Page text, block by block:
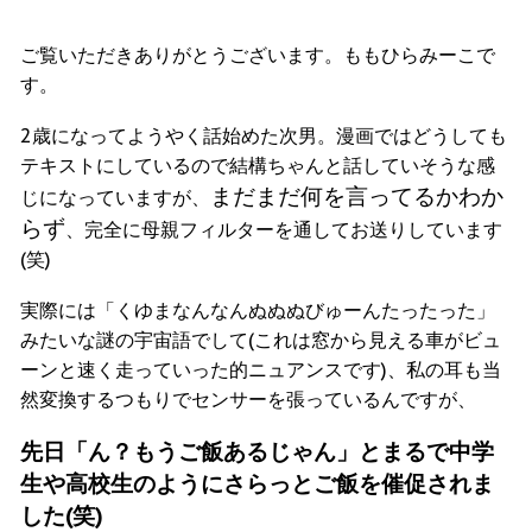
ご覧いただきありがとうございます。ももひらみーこで
す。
2歳になってようやく話始めた次男。漫画ではどうしても
テキストにしているので結構ちゃんと話していそうな感
じになっていますが、
まだまだ何を言ってるかわか
らず、完全に母親フィルターを通してお送りしています
(笑)
実際には「くゆまなんなんぬぬぬびゅーんたったった」
みたいな謎の宇宙語でして(これは窓から見える車がビュ
ーンと速く走っていった的ニュアンスです)、私の耳も当
然変換するつもりでセンサーを張っているんですが、
先日「ん？もうご飯あるじゃん」とまるで中学
生や高校生のようにさらっとご飯を催促されま
した(笑)